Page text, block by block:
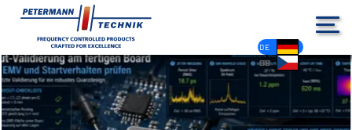
DE
EN
FR
ES
PL
IT
NL
HU
CS